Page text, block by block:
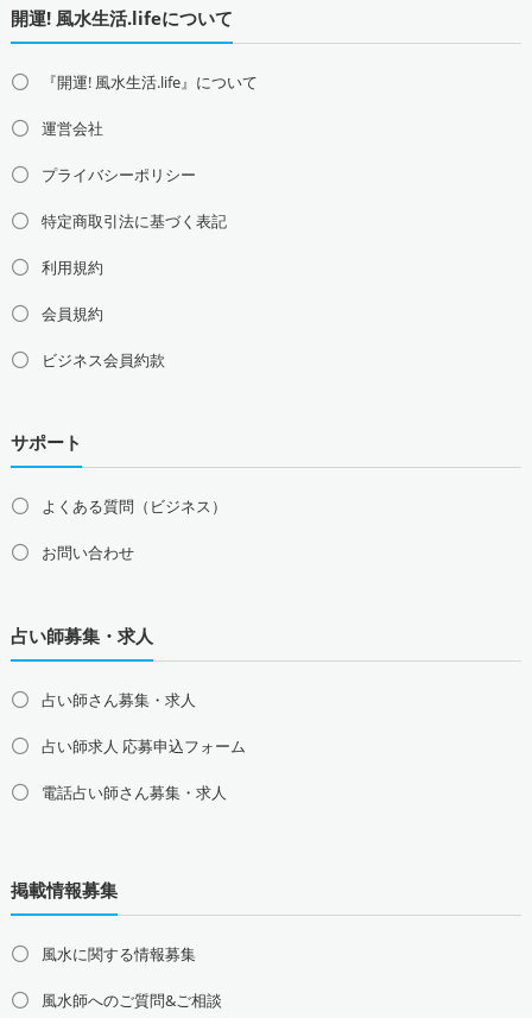
開運! 風水生活.lifeについて
『開運! 風水生活.life』について
運営会社
プライバシーポリシー
特定商取引法に基づく表記
利用規約
会員規約
ビジネス会員約款
サポート
よくある質問（ビジネス）
お問い合わせ
占い師募集・求人
占い師さん募集・求人
占い師求人 応募申込フォーム
電話占い師さん募集・求人
道東の占い師募集・求人
東北地方の占い師募集・求人
宮城県の占い師募集・求人
掲載情報募集
風水に関する情報募集
風水師へのご質問&ご相談